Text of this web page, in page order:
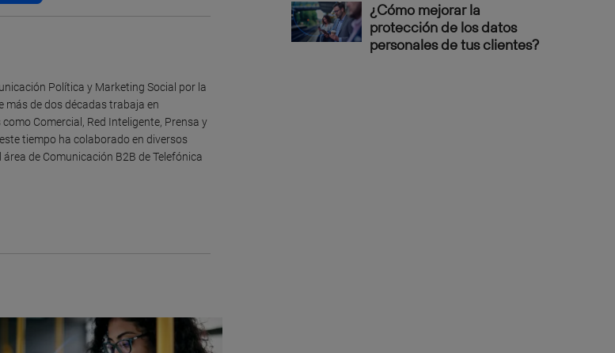
Política y Marketing Social por la
más de dos décadas trabaja en
Comercial, Red Inteligente, Prensa y
tiempo ha colaborado en diversos
de Comunicación B2B de Telefónica
¿Cómo mejorar la
protección de los datos
personales de tus clientes?